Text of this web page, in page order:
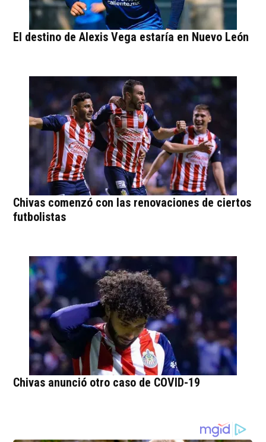
El destino de Alexis Vega estaría en Nuevo León
Chivas comenzó con las renovaciones de ciertos
futbolistas
Chivas anunció otro caso de COVID-19